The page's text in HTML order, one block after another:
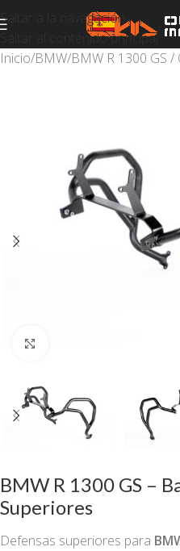
Saltar a la navegación
Saltar al contenido principal
Inicio/BMW/BMW R 1300 GS /
BMW R 1300 GS –
Superiores
Defensas superiores para